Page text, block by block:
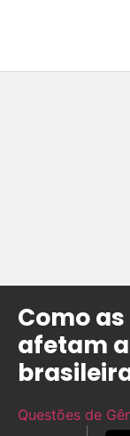
Como
afetam
Questões de